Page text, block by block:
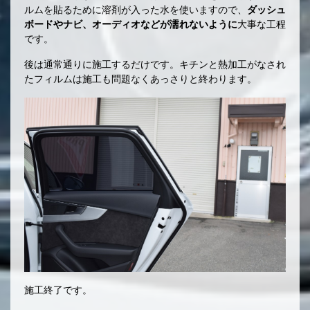
ルムを貼るために溶剤が入った水を使いますので、 ダッシュ
ボードやナビ、オーディオなどが濡れないように大事な工程
です。
後は通常通りに施工するだけです。キチンと熱加工がなされ
たフィルムは施工も問題なくあっさりと終わります。
施工終了です。